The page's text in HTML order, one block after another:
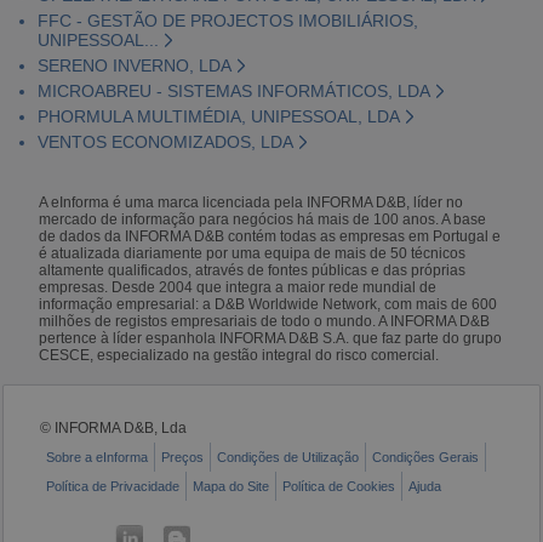
FFC - GESTÃO DE PROJECTOS IMOBILIÁRIOS,
UNIPESSOAL...
SERENO INVERNO, LDA
MICROABREU - SISTEMAS INFORMÁTICOS, LDA
PHORMULA MULTIMÉDIA, UNIPESSOAL, LDA
VENTOS ECONOMIZADOS, LDA
A eInforma é uma marca licenciada pela INFORMA D&B, líder no
mercado de informação para negócios há mais de 100 anos. A base
de dados da INFORMA D&B contém todas as empresas em Portugal e
é atualizada diariamente por uma equipa de mais de 50 técnicos
altamente qualificados, através de fontes públicas e das próprias
empresas. Desde 2004 que integra a maior rede mundial de
informação empresarial: a D&B Worldwide Network, com mais de 600
milhões de registos empresariais de todo o mundo. A INFORMA D&B
pertence à líder espanhola INFORMA D&B S.A. que faz parte do grupo
CESCE, especializado na gestão integral do risco comercial.
© INFORMA D&B, Lda
Sobre a eInforma Preços Condições de Utilização
Condições Gerais
Política de Privacidade
Mapa do Site Política de Cookies Ajuda